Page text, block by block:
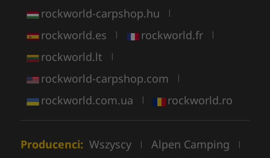
rockworld-carpshop.hu |
rockworld.es | rockworld.fr |
rockworld.lt |
rockworld-carpshop.com |
rockworld.com.ua | rockworld.ro
Producenci: Wszyscy | Alpen Camping |